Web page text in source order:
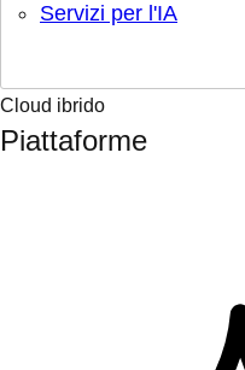
Servizi per l'IA
Cloud ibrido
Piattaforme